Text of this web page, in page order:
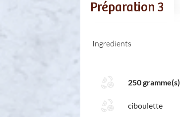
Préparation 3
Ingredients
250 gramme(s)
ciboulette